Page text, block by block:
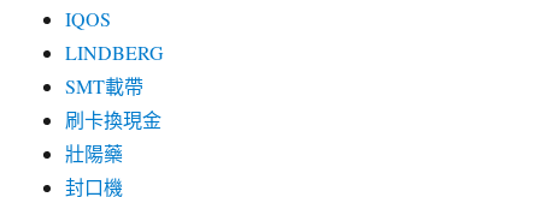
IQOS
LINDBERG
SMT載帶
刷卡換現金
壯陽藥
封口機